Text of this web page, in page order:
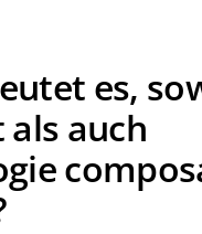
es,
als auch